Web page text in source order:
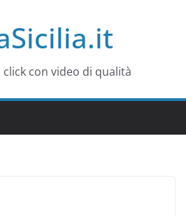
click con video di qualità